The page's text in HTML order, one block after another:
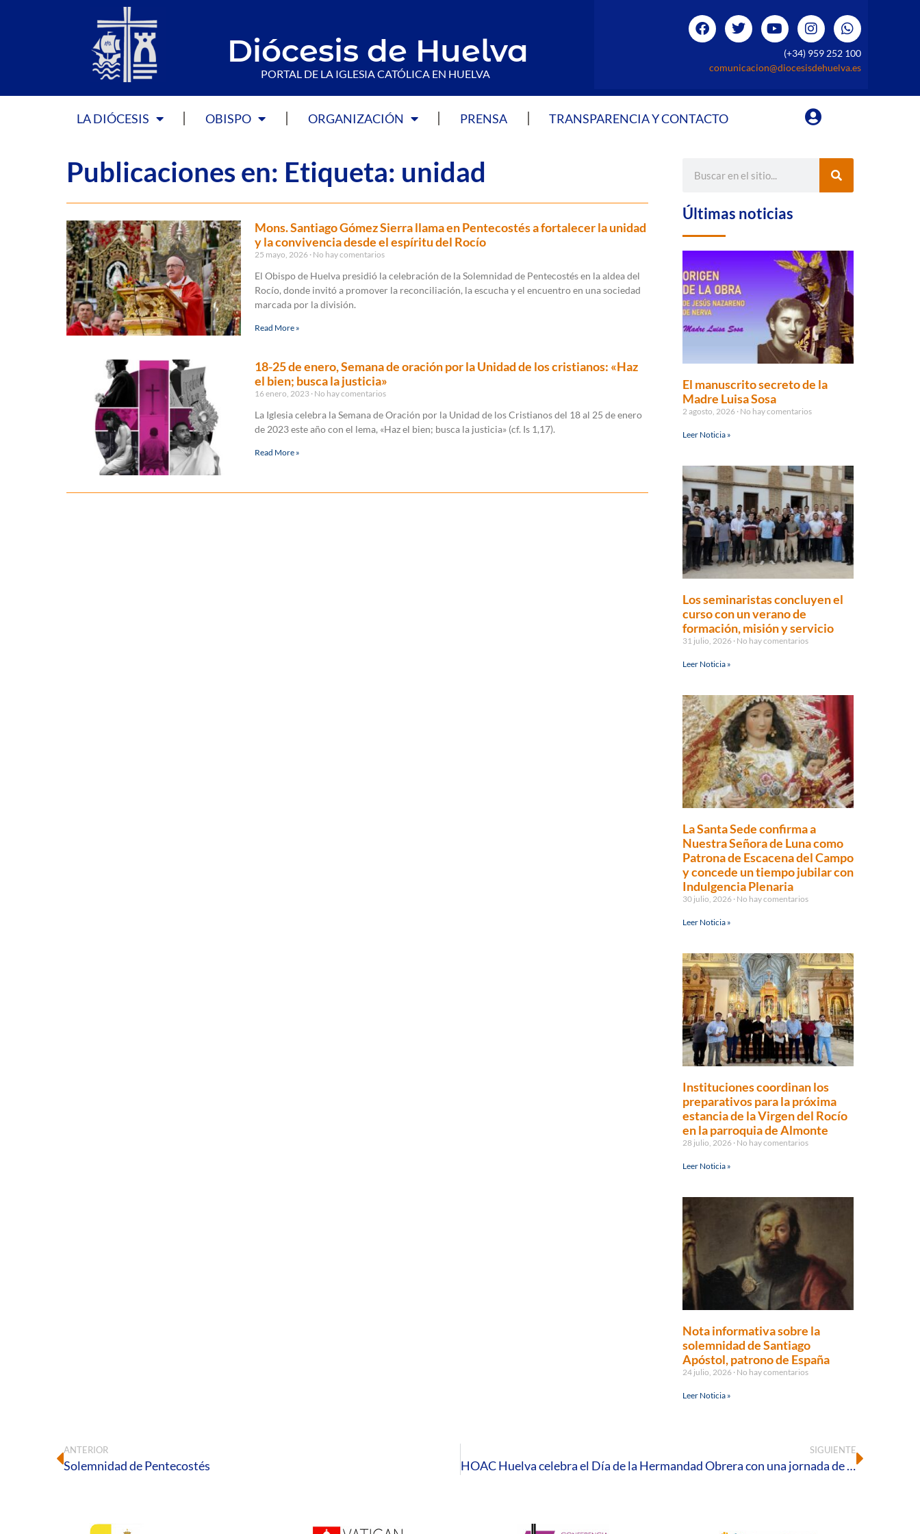
Diócesis de Huelva
PORTAL DE LA IGLESIA CATÓLICA EN HUELVA
(+34) 959 252 100
comunicacion@diocesisdehuelva.es
LA DIÓCESIS OBISPO ORGANIZACIÓN PRENSA TRANSPARENCIA Y CONTACTO
Publicaciones en: Etiqueta: unidad
Mons. Santiago Gómez Sierra llama en Pentecostés a fortalecer la unidad
y la convivencia desde el espíritu del Rocío
25 mayo, 2026 No hay comentarios
El Obispo de Huelva presidió la celebración de la Solemnidad de Pentecostés en la aldea del
Rocío, donde invitó a promover la reconciliación, la escucha y el encuentro en una sociedad
marcada por la división.
Read More »
18-25 de enero, Semana de oración por la Unidad de los cristianos: «Haz
el bien; busca la justicia»
16 enero, 2023 No hay comentarios
La Iglesia celebra la Semana de Oración por la Unidad de los Cristianos del 18 al 25 de enero
de 2023 este año con el lema, «Haz el bien; busca la justicia» (cf. Is 1,17).
Read More »
Últimas noticias
El manuscrito secreto de la
Madre Luisa Sosa
2 agosto, 2026 No hay comentarios
Leer Noticia »
Los seminaristas concluyen el
curso con un verano de
formación, misión y servicio
31 julio, 2026 No hay comentarios
Leer Noticia »
La Santa Sede confirma a
Nuestra Señora de Luna como
Patrona de Escacena del Campo
y concede un tiempo jubilar con
Indulgencia Plenaria
30 julio, 2026 No hay comentarios
Leer Noticia »
Instituciones coordinan los
preparativos para la próxima
estancia de la Virgen del Rocío
en la parroquia de Almonte
28 julio, 2026 No hay comentarios
Leer Noticia »
Nota informativa sobre la
solemnidad de Santiago
Apóstol, patrono de España
24 julio, 2026 No hay comentarios
Leer Noticia »
ANTERIOR
Solemnidad de Pentecostés
SIGUIENTE
HOAC Huelva celebra el Día de la Hermandad Obrera con una jornada de encuentro, fe y compromiso